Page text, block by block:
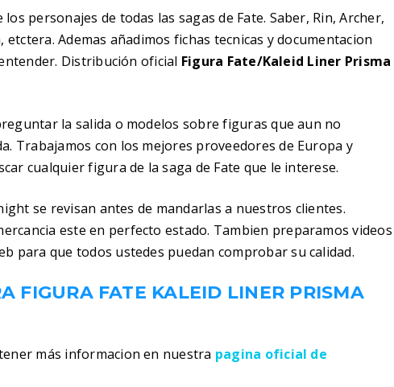
personajes de todas las sagas de Fate. Saber, Rin, Archer,
etctera. Ademas añadimos fichas tecnicas y documentacion
Distribución oficial Figura Fate/Kaleid Liner Prisma
la salida o modelos sobre figuras que aun no
Trabajamos con los mejores proveedores de Europa y
cualquier figura de la saga de Fate que le interese.
se revisan antes de mandarlas a nuestros clientes.
este en perfecto estado. Tambien preparamos videos
para que todos ustedes puedan comprobar su calidad.
FIGURA FATE KALEID LINER PRISMA
más informacion en nuestra pagina oficial de